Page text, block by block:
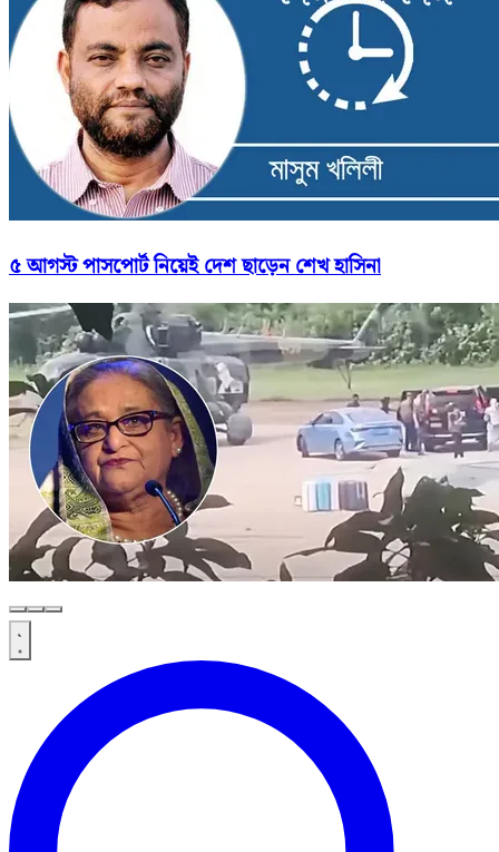
৫ আগস্ট পাসপোর্ট নিয়েই দেশ ছাড়েন শেখ হাসিনা